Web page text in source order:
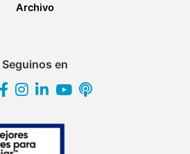
Archivo
Seguinos en